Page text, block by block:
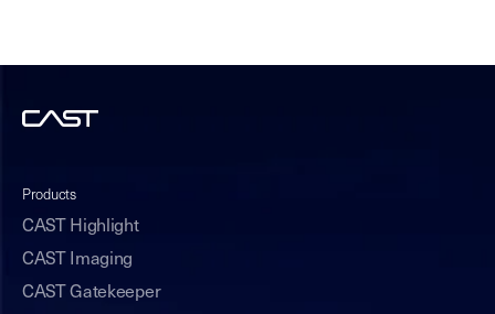
Products
CAST Highlight
CAST Imaging
CAST Gatekeeper